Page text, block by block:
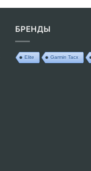
БРЕНДЫ
Elite Garmin Tacx